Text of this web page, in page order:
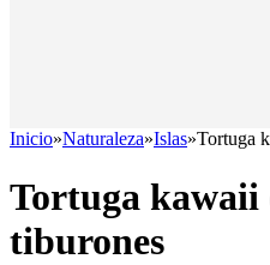
Inicio»Naturaleza»Islas»Tortuga
Tortuga kawaii
tiburones